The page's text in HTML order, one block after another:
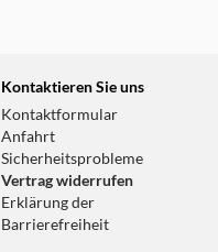
Kontaktieren Sie uns
Kontaktformular
Anfahrt
Sicherheitsprobleme
Vertrag widerrufen
Erklärung der
Barrierefreiheit